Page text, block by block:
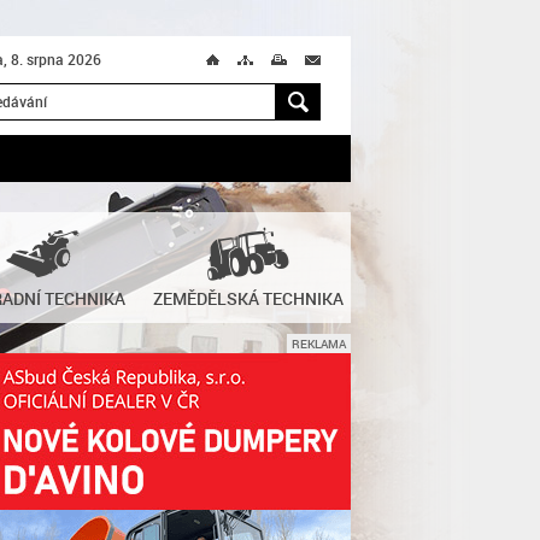
8. srpna 2026 Ú M T M
H
TECHNIKA ZEMĚDĚLSKÁ TECHNIKA
REKLAMA